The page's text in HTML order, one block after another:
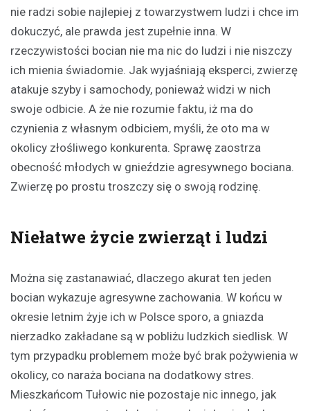
nie radzi sobie najlepiej z towarzystwem ludzi i chce im
dokuczyć, ale prawda jest zupełnie inna. W
rzeczywistości bocian nie ma nic do ludzi i nie niszczy
ich mienia świadomie. Jak wyjaśniają eksperci, zwierzę
atakuje szyby i samochody, ponieważ widzi w nich
swoje odbicie. A że nie rozumie faktu, iż ma do
czynienia z własnym odbiciem, myśli, że oto ma w
okolicy złośliwego konkurenta. Sprawę zaostrza
obecność młodych w gnieździe agresywnego bociana.
Zwierzę po prostu troszczy się o swoją rodzinę.
Niełatwe życie zwierząt i ludzi
Można się zastanawiać, dlaczego akurat ten jeden
bocian wykazuje agresywne zachowania. W końcu w
okresie letnim żyje ich w Polsce sporo, a gniazda
nierzadko zakładane są w pobliżu ludzkich siedlisk. W
tym przypadku problemem może być brak pożywienia w
okolicy, co naraża bociana na dodatkowy stres.
Mieszkańcom Tułowic nie pozostaje nic innego, jak